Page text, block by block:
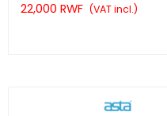
22,000 RWF (VAT incl.)